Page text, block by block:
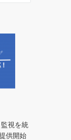
視を統
供開始